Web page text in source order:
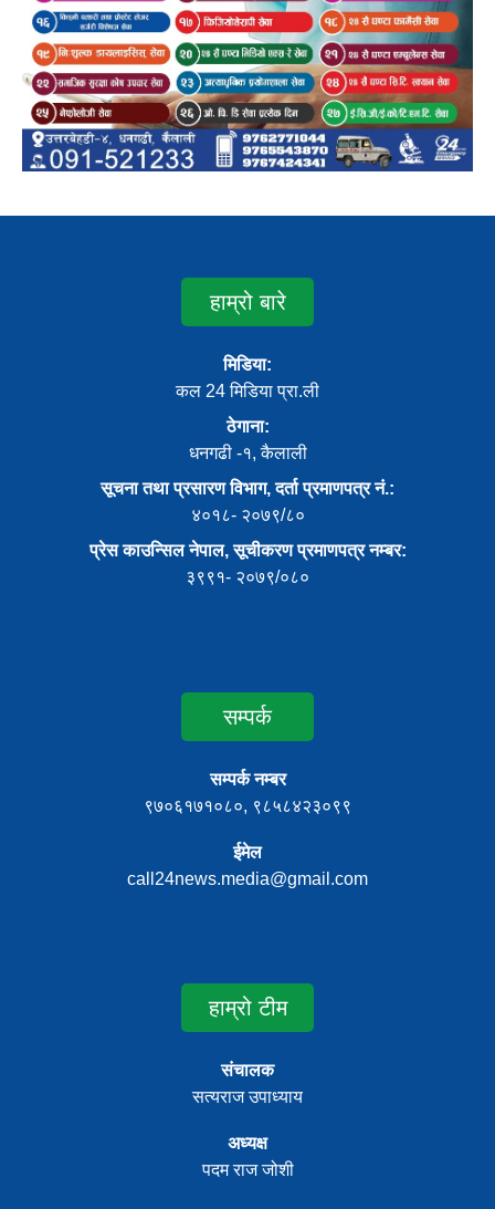
हाम्रो बारे
मिडिया:
कल 24 मिडिया प्रा.ली
ठेगाना:
धनगढी -१, कैलाली
सूचना तथा प्रसारण विभाग, दर्ता प्रमाणपत्र नं.:
४०१८- २०७९/८०
प्रेस काउन्सिल नेपाल, सूचीकरण प्रमाणपत्र नम्बर:
३९९१- २०७९/०८०
सम्पर्क
सम्पर्क नम्बर
९७०६१७१०८०, ९८५८४२३०९९
ईमेल
call24news.media@gmail.com
हाम्रो टीम
संचालक
सत्यराज उपाध्याय
अध्यक्ष
पदम राज जोशी